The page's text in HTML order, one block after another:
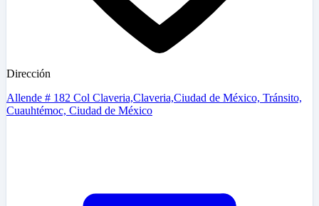
Dirección
Allende # 182 Col Claveria,Claveria,Ciudad de México, Tránsito,
Cuauhtémoc, Ciudad de México